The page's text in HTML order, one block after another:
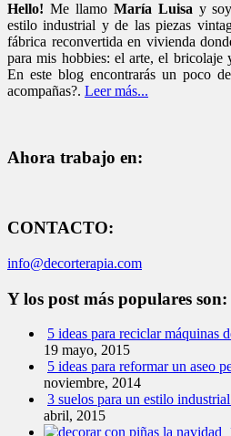
Hello! Me llamo María Luisa y
estilo industrial y de las piezas
fábrica reconvertida en vivienda
para mis hobbies: el arte, el bricolaje
En este blog encontrarás un poco
acompañas?. Leer más...
Ahora trabajo en:
CONTACTO:
info@decorterapia.com
Y los post más populares son:
5 ideas para reciclar máquinas
19 mayo, 2015
5 ideas para reformar un aseo
noviembre, 2014
3 suelos para un estilo
abril, 2015